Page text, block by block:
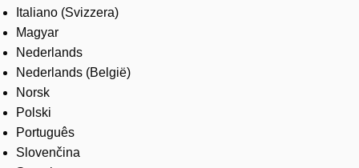
Italiano (Svizzera)
Magyar
Nederlands
Nederlands (België)
Norsk
Polski
Português
Slovenčina